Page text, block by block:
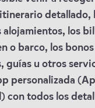
detallado,
alojamientos, los
o barco, los
guías u otros
personalizada
con todos los